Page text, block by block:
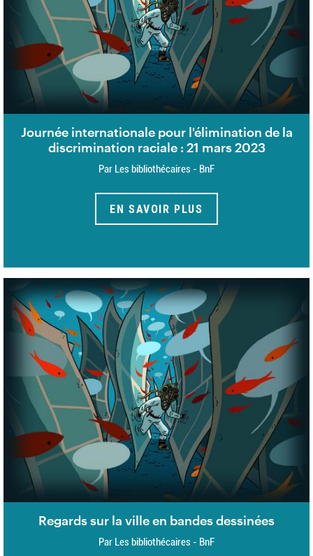
Journée internationale pour l'élimination de la
discrimination raciale : 21 mars 2023
Par Les bibliothécaires - BnF
EN SAVOIR PLUS
Regards sur la ville en bandes dessinées
Par Les bibliothécaires - BnF